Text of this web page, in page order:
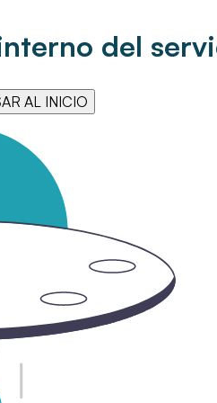
del
AL INICIO